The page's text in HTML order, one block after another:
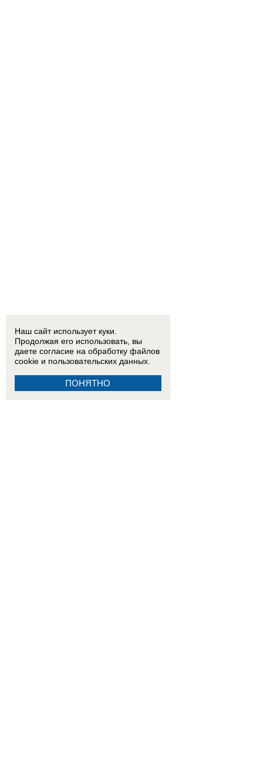
Наш сайт использует куки.
Продолжая его использовать, вы
даете согласие на обработку файлов
cookie и пользовательских данных.
ПОНЯТНО